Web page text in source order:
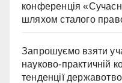
конференція
шляхом сталого
Запрошуємо взяти
науково-практичній
тенденції